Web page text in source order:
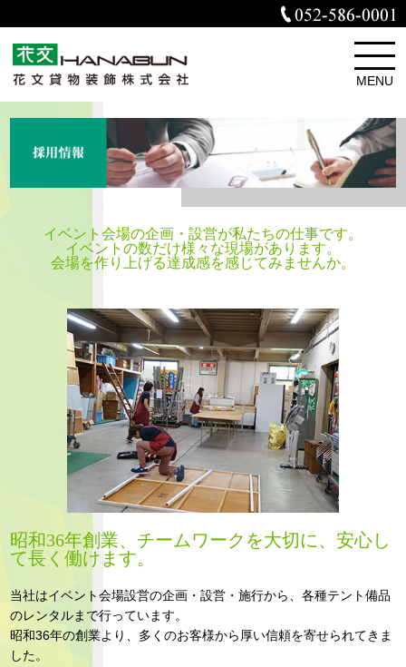
toggle
MENU
イベント会場の企画・設営が私たちの仕事です。
イベントの数だけ様々な現場があります。
会場を作り上げる達成感を感じてみませんか。
昭和36年創業、チームワークを大切に、安心し
て長く働けます。
当社はイベント会場設営の企画・設営・施行から、各種テント備品
のレンタルまで行っています。
昭和36年の創業より、多くのお客様から厚い信頼を寄せられてきま
した。